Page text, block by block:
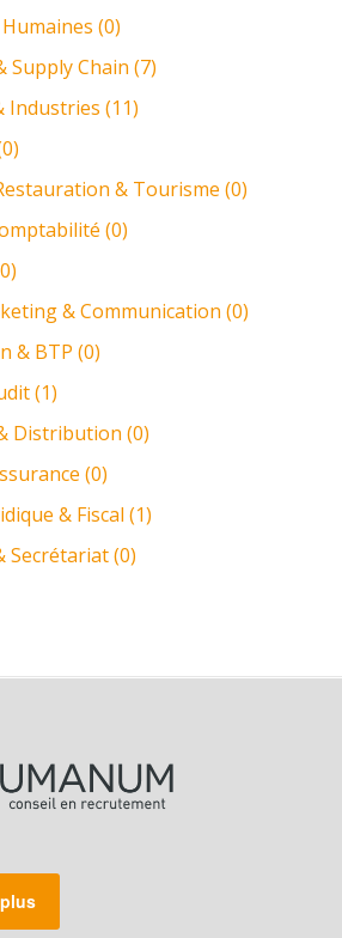
(0)
Supply Chain (7)
Industries (11)
& Tourisme (0)
(0)
& Communication (0)
& BTP (0)
(1)
Distribution (0)
(0)
& Fiscal (1)
Secrétariat (0)